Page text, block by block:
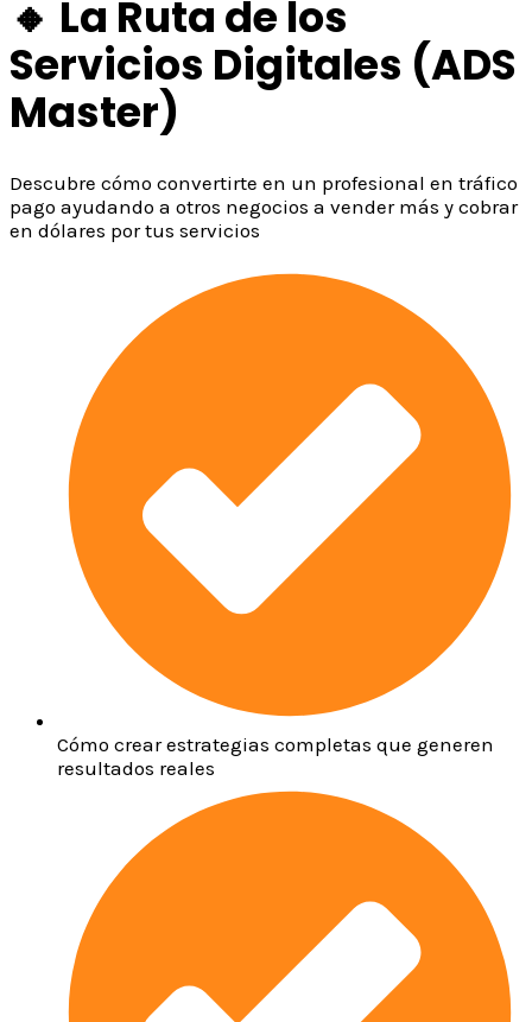
🔸 La Ruta de los
Servicios Digitales (ADS
Master)
Descubre cómo convertirte en un profesional en tráfico
pago ayudando a otros negocios a vender más y cobrar
en dólares por tus servicios
Cómo crear estrategias completas que generen
resultados reales